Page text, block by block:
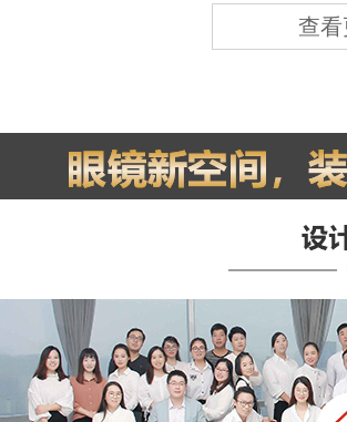
查看